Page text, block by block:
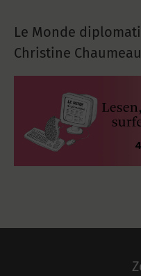
Le Monde
Christine Chaumeau